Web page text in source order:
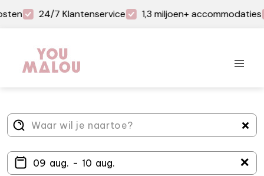
24/7 Klantenservice 1,3 miljoen+ accommodaties
＋